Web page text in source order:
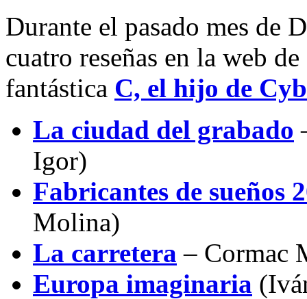
Durante el pasado mes de
cuatro reseñas en la web
fantástica C, el hijo de
La ciudad del grabado
Igor)
Fabricantes de sueños
Molina)
La carretera – Cormac
Europa imaginaria